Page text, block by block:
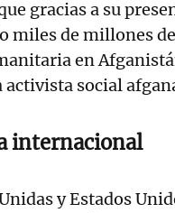
gracias a su
miles de millones
en
activista social
internacional
y Estados